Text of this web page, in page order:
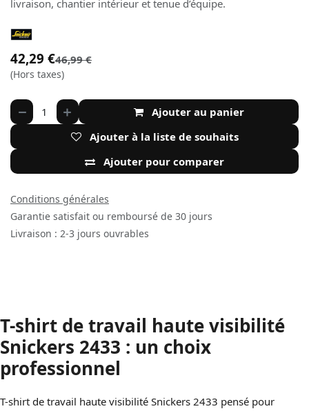
livraison, chantier intérieur et tenue d’équipe.
42,29 €46,99€
(Hors taxes)
Ajouter au panier
Ajouter pour comparer
Ajouter à la liste de souhaits
Conditions générales
Garantie satisfait ou remboursé de 30 jours
Livraison : 2-3 jours ouvrables
T-shirt de travail haute visibilité
Snickers 2433 : un choix
professionnel
T-shirt de travail haute visibilité Snickers 2433 pensé pour